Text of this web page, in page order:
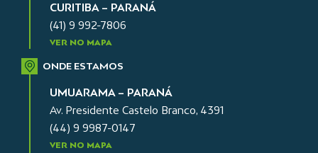
CURITIBA – PARANÁ
(41) 9 992-7806
VER NO MAPA
ONDE ESTAMOS
UMUARAMA – PARANÁ
Av. Presidente Castelo Branco, 4391
(44) 9 9987-0147
VER NO MAPA